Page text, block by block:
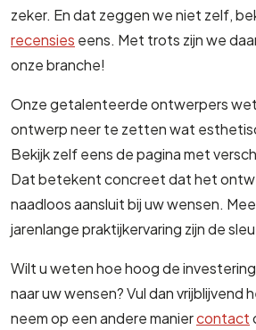
zeker. En dat zeggen we niet zelf,
recensies eens. Met trots zijn we
onze branche!
Onze getalenteerde ontwerpers
ontwerp neer te zetten wat
Bekijk zelf eens de pagina met
Dat betekent concreet dat het
naadloos aansluit bij uw wensen.
jarenlange praktijkervaring zijn de
Wilt u weten hoe hoog de
naar uw wensen? Vul dan vrijblijvend
neem op een andere maniercontact